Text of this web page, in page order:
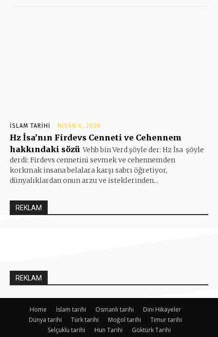
İSLAM TARIHI NISAN 6, 2020
Hz İsa’nın Firdevs Cenneti ve Cehennem
hakkındaki sözü Vehb bin Verd şöyle der: Hz İsa şöyle
derdi: Firdevs cennetini sevmek ve cehennemden
korkmak insana belalara karşı sabrı öğretiyor,
dünyalıklardan onun arzu ve isteklerinden...
REKLAM
REKLAM
Home İslam tarihi Osmanlı tarihi
Dini Hikayeler
Dünya tarihi
Türk tarihi Moğol tarihi
Timur tarihi
Selçuklu tarihi
Hun Tarihi Göktürk Tarihi